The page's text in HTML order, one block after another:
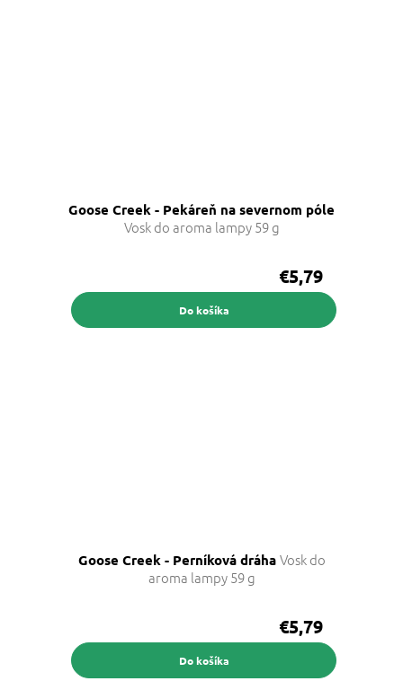
Goose Creek - Pekáreň na severnom póle
Vosk do aroma lampy 59 g
€5,79
Do košíka
Goose Creek - Perníková dráha Vosk do
aroma lampy 59 g
€5,79
Do košíka